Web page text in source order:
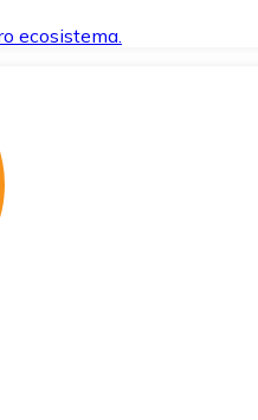
ecosistema.